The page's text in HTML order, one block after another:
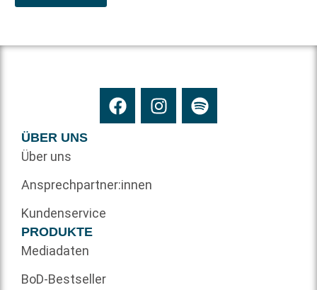
ÜBER UNS
Über uns
Ansprechpartner:innen
Kundenservice
PRODUKTE
Mediadaten
BoD-Bestseller